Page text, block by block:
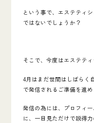
という事で、 エステティ
ではないでしょうか？
そこで、今度はエステテ
4月はまだ世間はしばらく
で発信されるご準備を進
発信の為には、プロフィ
に、一目見ただけで説得